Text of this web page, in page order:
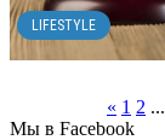
LIFESTYLE
« 1 2 ...
Мы в Facebook